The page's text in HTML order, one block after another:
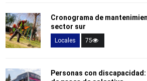
Cronograma de
sector sur
Locales 75
Personas con